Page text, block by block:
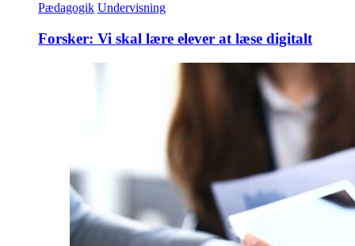
Pædagogik Undervisning
Forsker: Vi skal lære elever at læse digitalt